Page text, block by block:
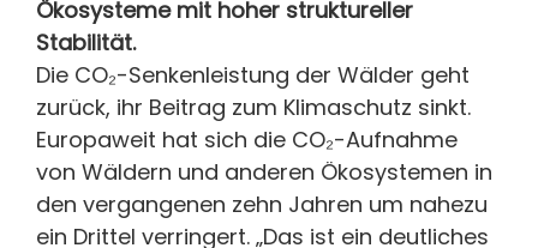
Ökosysteme mit hoher struktureller
Stabilität.
Die CO₂-Senkenleistung der Wälder geht
zurück, ihr Beitrag zum Klimaschutz sinkt.
Europaweit hat sich die CO₂-Aufnahme
von Wäldern und anderen Ökosystemen in
den vergangenen zehn Jahren um nahezu
ein Drittel verringert. „Das ist ein deutliches